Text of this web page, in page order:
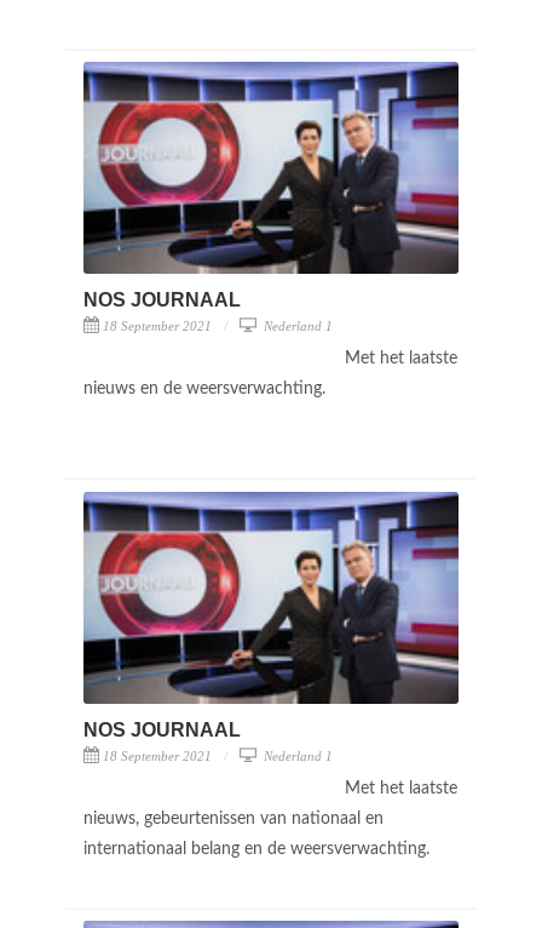
NOS JOURNAAL
18 September 2021 Nederland 1
Met het laatste
nieuws en de weersverwachting.
NOS JOURNAAL
18 September 2021 Nederland 1
Met het laatste
nieuws, gebeurtenissen van nationaal en
internationaal belang en de weersverwachting.